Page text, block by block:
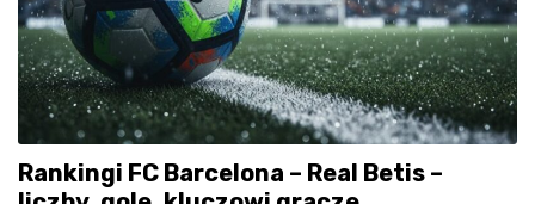
Rankingi FC Barcelona – Real Betis –